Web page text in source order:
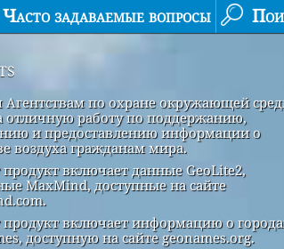
Часто задаваемые вопросы
Агентствам по охране окружающей
отличную работу по поддержанию,
и предоставлению информации о
воздуха гражданам мира.
продукт включает данные GeoLite2,
MaxMind, доступные на сайте
продукт включает информацию о
доступную на сайте geonames.org.